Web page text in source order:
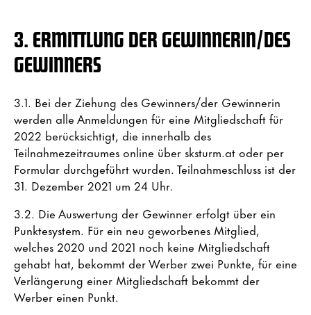
3. ERMITTLUNG DER GEWINNERIN/DES
GEWINNERS
3.1. Bei der Ziehung des Gewinners/der Gewinnerin
werden alle Anmeldungen für eine Mitgliedschaft für
2022 berücksichtigt, die innerhalb des
Teilnahmezeitraumes online über sksturm.at oder per
Formular durchgeführt wurden. Teilnahmeschluss ist der
31. Dezember 2021 um 24 Uhr.
3.2. Die Auswertung der Gewinner erfolgt über ein
Punktesystem. Für ein neu geworbenes Mitglied,
welches 2020 und 2021 noch keine Mitgliedschaft
gehabt hat, bekommt der Werber zwei Punkte, für eine
Verlängerung einer Mitgliedschaft bekommt der
Werber einen Punkt.